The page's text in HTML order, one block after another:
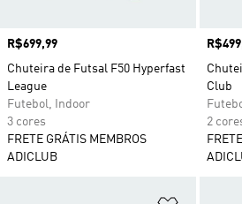
Preço
R$699,99
Chuteira de Futsal F50 Hyperfast
League
Futebol, Indoor
3 cores
FRETE GRÁTIS MEMBROS
ADICLUB
Preço
Club
2